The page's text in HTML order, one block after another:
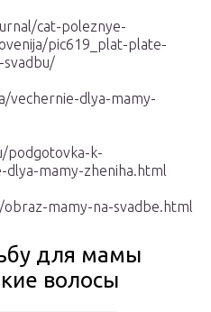
cat-poleznye-
pic619_plat-plate-
svadbu/
vechernie-dlya-mamy-
podgotovka-k-
mamy-zheniha.html
mamy-na-svadbe.html
для мамы
волосы